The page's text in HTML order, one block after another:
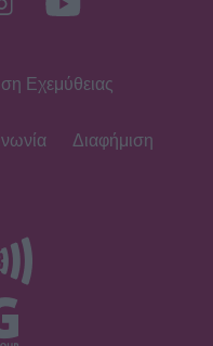
και
Εχεμύθειας
Διαφήμιση